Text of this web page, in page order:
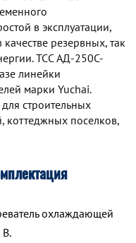
в эксплуатации,
резервных, так
TCC АД-250С-
линейки
марки Yuchai.
строительных
коттеджных поселков,
охлаждающей
В.